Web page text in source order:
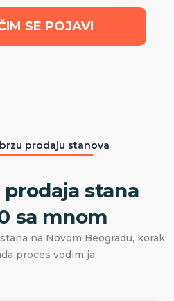
SE POJAVI
prodaju stanova
stana
sa mnom
na Novom Beogradu, korak
proces vodim ja.